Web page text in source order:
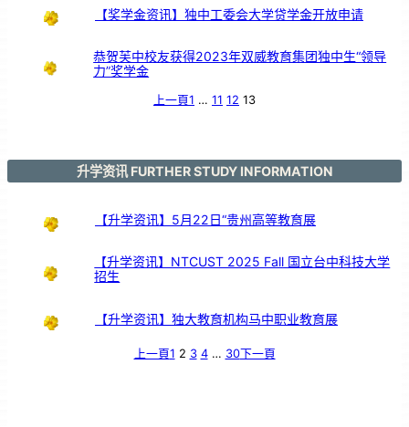
【奖学金资讯】独中工委会大学贷学金开放申请
恭贺芙中校友获得2023年双威教育集团独中生“领导
力”奖学金
上一頁1 … 11 12 13
升学资讯 FURTHER STUDY INFORMATION
【升学资讯】5月22日“贵州高等教育展
【升学资讯】NTCUST 2025 Fall 国立台中科技大学
招生
【升学资讯】独大教育机构马中职业教育展
上一頁1 2 3 4 … 30下一頁